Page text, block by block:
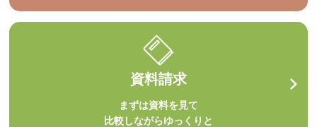
資料請求
まずは資料を見て
比較しながらゆっくりと